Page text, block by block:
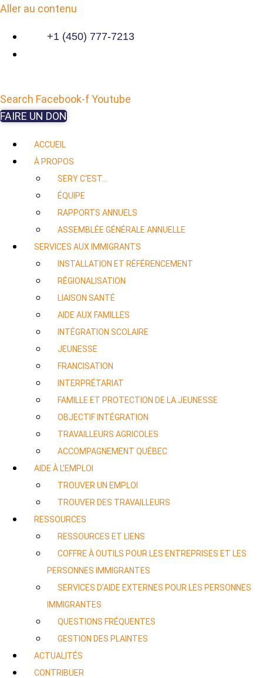
Aller au contenu
+1 (450) 777-7213
Search Facebook-fYoutube
FAIRE UN DON
ACCUEIL
À PROPOS
SERY C’EST…
ÉQUIPE
RAPPORTS ANNUELS
ASSEMBLÉE GÉNÉRALE ANNUELLE
SERVICES AUX IMMIGRANTS
INSTALLATION ET RÉFÉRENCEMENT
RÉGIONALISATION
LIAISON SANTÉ
AIDE AUX FAMILLES
INTÉGRATION SCOLAIRE
JEUNESSE
FRANCISATION
INTERPRÉTARIAT
FAMILLE ET PROTECTION DE LA JEUNESSE
OBJECTIF INTÉGRATION
TRAVAILLEURS AGRICOLES
ACCOMPAGNEMENT QUÉBEC
AIDE À L’EMPLOI
TROUVER UN EMPLOI
TROUVER DES TRAVAILLEURS
RESSOURCES
RESSOURCES ET LIENS
COFFRE À OUTILS POUR LES ENTREPRISES ET LES
PERSONNES IMMIGRANTES
SERVICES D’AIDE EXTERNES POUR LES PERSONNES
IMMIGRANTES
QUESTIONS FRÉQUENTES
GESTION DES PLAINTES
ACTUALITÉS
CONTRIBUER